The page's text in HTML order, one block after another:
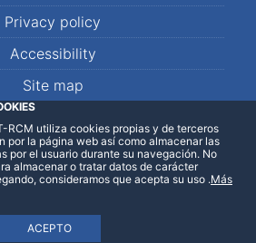
Privacy policy
Accessibility
Site map
RCM utiliza cookies propias y de terceros
por la página web así como almacenar las
por el usuario durante su navegación. No
almacenar o tratar datos de carácter
consideramos que acepta su uso
ACEPTO
.Más